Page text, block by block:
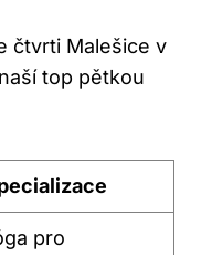
čtvrti Malešice v
top pětkou
pro